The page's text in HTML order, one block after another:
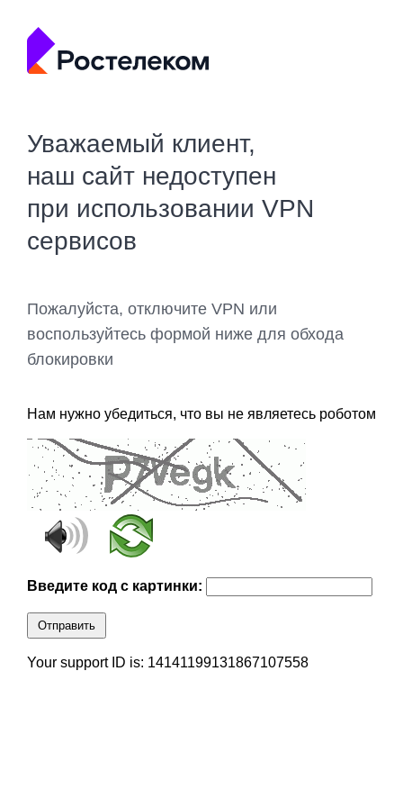
Уважаемый клиент,
наш сайт недоступен
при использовании VPN
сервисов
Пожалуйста, отключите VPN или
воспользуйтесь формой ниже для обхода
блокировки
Нам нужно убедиться, что вы не являетесь роботом
Введите код с картинки:
Отправить
Your support ID is: 14141199131867107558